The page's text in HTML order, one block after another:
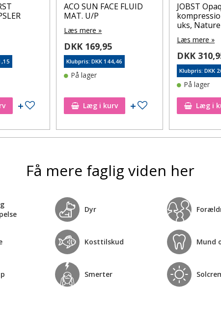
Tilføj til ønskeseddel
ACO SUN FACE FLUID
MAT. U/P
Læs mere »
DKK 169,95
Klubpris: DKK 144,46
På lager
Læg i kurv Tilføj til ønskeseddel
JOBST
uks,
Læs mere »
DKK
Klubpris: DKK
På lager
Læg i
Få mere faglig viden her
Dyr
Kosttilskud Mund
Smerter